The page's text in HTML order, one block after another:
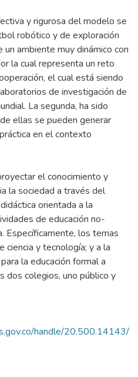
y rigurosa del modelo se
robótico y de exploración
ambiente muy dinámico con
la cual representa un reto
el cual está siendo
de investigación de
La segunda, ha sido
ellas se pueden generar
en el contexto
el conocimiento y
la sociedad a través del
orientada a la
de educación no-
Específicamente, los temas
ciencia y tecnología; y a la
la educación formal a
dos colegios, uno público y
handle/20.500.14143/